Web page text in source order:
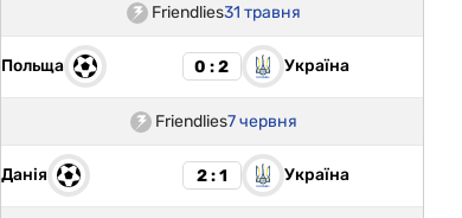
Friendlies31 травня
Польща 0 : 2 Україна
Friendlies7 червня
Данія 2 : 1 Україна